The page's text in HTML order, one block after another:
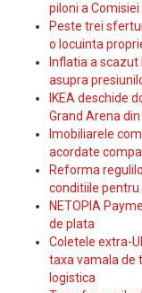
piloni a
Peste trei
o locuinta
Inflatia a
asupra
IKEA deschide
Grand Arena
Imobiliarele
acordate
Reforma
conditiile
NETOPIA
de plata
Coletele extra-
taxa vamala de
logistica